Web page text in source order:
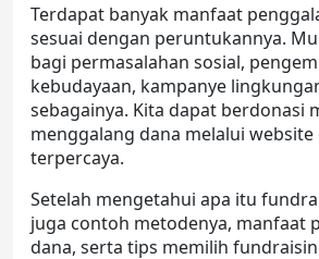
Terdapat banyak manfaat
sesuai dengan peruntukannya.
bagi permasalahan sosial,
kebudayaan, kampanye
sebagainya. Kita dapat berdonasi
menggalang dana melalui
terpercaya.
Setelah mengetahui apa itu
juga contoh metodenya, manfaat
dana, serta tips memilih